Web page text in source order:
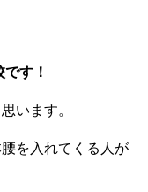
す！
います。
を入れてくる人が